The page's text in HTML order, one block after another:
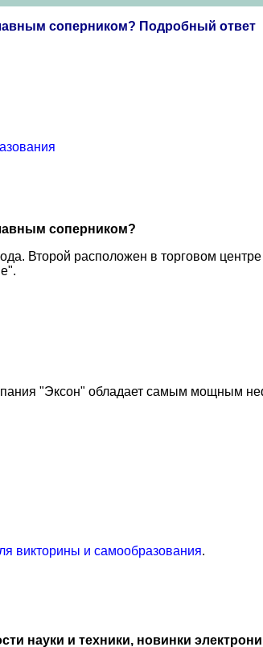
соперником? Подробный ответ
соперником?
Второй расположен в торговом
"Эксон" обладает самым мощным
викторины и самообразования.
науки и техники, новинки